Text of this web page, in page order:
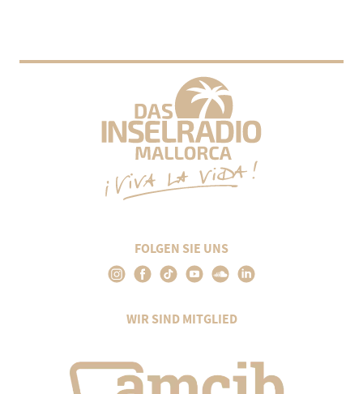
FOLGEN SIE UNS
WIR SIND MITGLIED